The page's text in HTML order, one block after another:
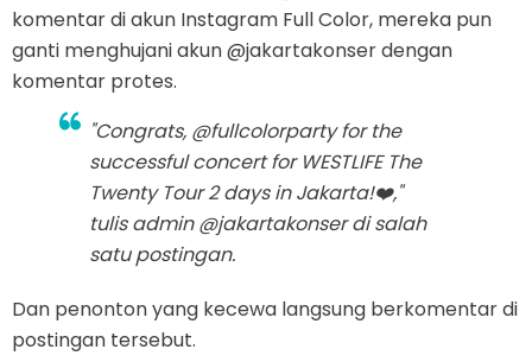
komentar di akun Instagram Full Color, mereka pun
ganti menghujani akun @jakartakonser dengan
komentar protes.
"Congrats, @fullcolorparty for the
successful concert for WESTLIFE The
Twenty Tour 2 days in Jakarta!❤️,"
tulis admin @jakartakonser di salah
satu postingan.
Dan penonton yang kecewa langsung berkomentar di
postingan tersebut.